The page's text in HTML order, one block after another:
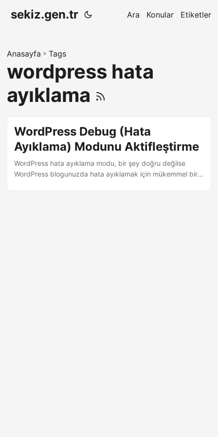
sekiz.gen.tr Ara Konular Etiketler
Anasayfa » Tags
wordpress hata
ayıklama
WordPress Debug (Hata
Ayıklama) Modunu Aktifleştirme
WordPress hata ayıklama modu, bir şey doğru değilse
WordPress blogunuzda hata ayıklamak için mükemmel bir